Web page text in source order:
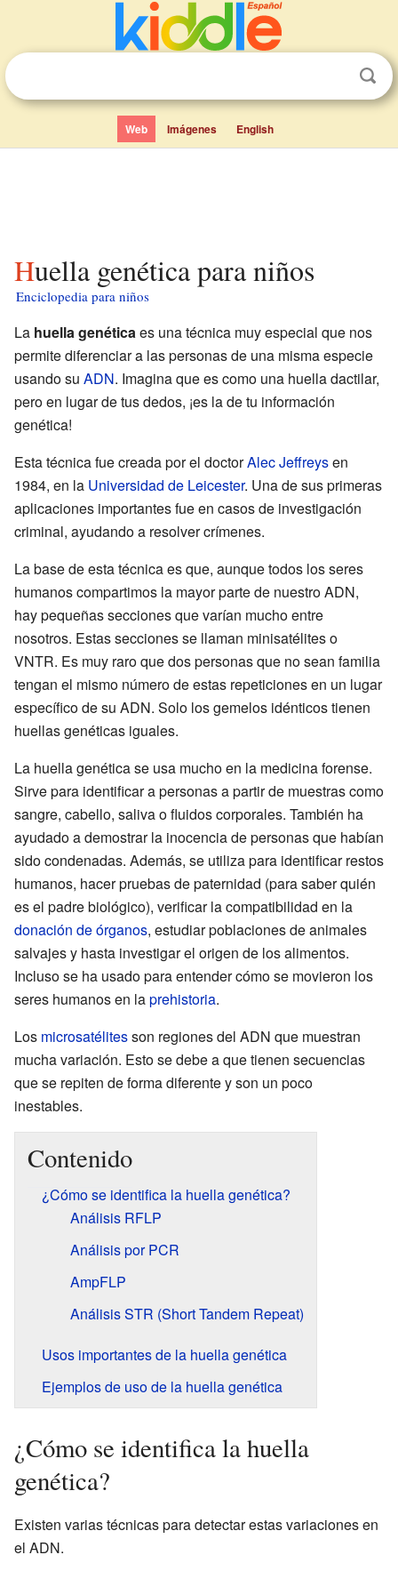
Web Imágenes English
Huella genética para niños
Enciclopedia para niños
La huella genéticaes una técnica muy especial que nos
permite diferenciar a las personas de una misma especie
usando su ADN. Imagina que es como una huella dactilar,
pero en lugar de tus dedos, ¡es la de tu información
genética!
Esta técnica fue creada por el doctorAlec Jeffreysen
1984, en la Universidad de Leicester. Una de sus primeras
aplicaciones importantes fue en casos de investigación
criminal, ayudando a resolver crímenes.
La base de esta técnica es que, aunque todos los seres
humanos compartimos la mayor parte de nuestro ADN,
hay pequeñas secciones que varían mucho entre
nosotros. Estas secciones se llaman minisatélites o
VNTR. Es muy raro que dos personas que no sean familia
tengan el mismo número de estas repeticiones en un lugar
específico de su ADN. Solo los gemelos idénticos tienen
huellas genéticas iguales.
La huella genética se usa mucho en la medicina forense.
Sirve para identificar a personas a partir de muestras como
sangre, cabello, saliva o fluidos corporales. También ha
ayudado a demostrar la inocencia de personas que habían
sido condenadas. Además, se utiliza para identificar restos
humanos, hacer pruebas de paternidad (para saber quién
es el padre biológico), verificar la compatibilidad en la
donación de órganos, estudiar poblaciones de animales
salvajes y hasta investigar el origen de los alimentos.
Incluso se ha usado para entender cómo se movieron los
seres humanos en laprehistoria.
Los microsatélitesson regiones del ADN que muestran
mucha variación. Esto se debe a que tienen secuencias
que se repiten de forma diferente y son un poco
inestables.
Contenido
¿Cómo se identifica la huella genética?
Análisis RFLP
Análisis por PCR
AmpFLP
Análisis STR (Short Tandem Repeat)
Usos importantes de la huella genética
Ejemplos de uso de la huella genética
¿Cómo se identifica la huella
genética?
Existen varias técnicas para detectar estas variaciones en
el ADN.